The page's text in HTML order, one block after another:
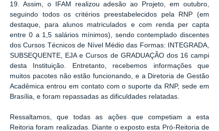
19. Assim, o IFAM realizou adesão ao Projeto, em outubro,
seguindo todos os critérios preestabelecidos pela RNP (em
destaque, para alunos matriculados e com renda per capta
entre 0 a 1,5 salários mínimos), sendo contemplado discentes
dos Cursos Técnicos de Nível Médio das Formas: INTEGRADA,
SUBSEQUENTE, EJA e Cursos de GRADUAÇÃO dos 16 campi
desta Instituição. Entretanto, recebemos informações que
muitos pacotes não estão funcionando, e a Diretoria de Gestão
Acadêmica entrou em contato com o suporte da RNP, sede em
Brasília, e foram repassadas as dificuldades relatadas.
Ressaltamos, que todas as ações que competiam a esta
Reitoria foram realizadas. Diante o exposto esta Pró-Reitoria de